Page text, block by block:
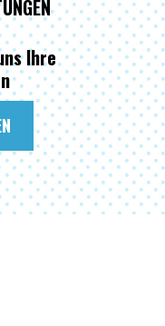
Ihre